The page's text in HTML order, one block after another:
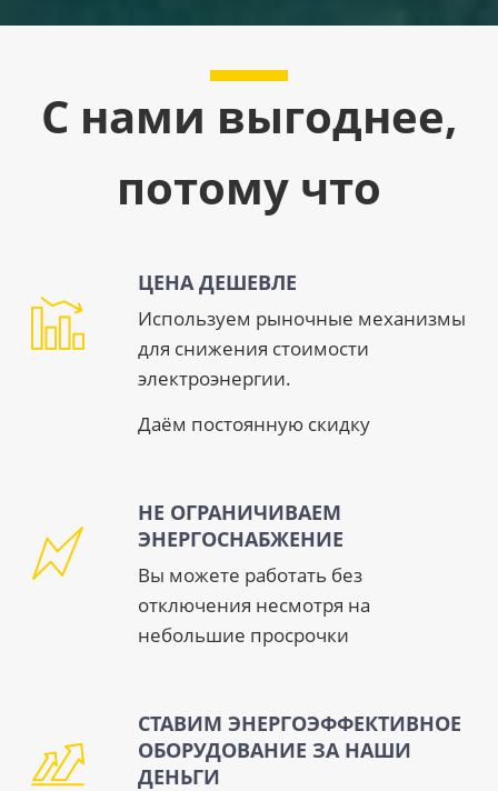
С нами выгоднее,
потому что
ЦЕНА ДЕШЕВЛЕ
Используем рыночные механизмы
для снижения стоимости
электроэнергии.
Даём постоянную скидку
НЕ ОГРАНИЧИВАЕМ
ЭНЕРГОСНАБЖЕНИЕ
Вы можете работать без
отключения несмотря на
небольшие просрочки
СТАВИМ ЭНЕРГОЭФФЕКТИВНОЕ
ОБОРУДОВАНИЕ ЗА НАШИ
ДЕНЬГИ